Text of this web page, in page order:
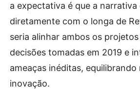
a expectativa é que a narrativa
diretamente com o longa de
seria alinhar ambos os
decisões tomadas em 2019 e
ameaças inéditas, equilibrando
inovação.